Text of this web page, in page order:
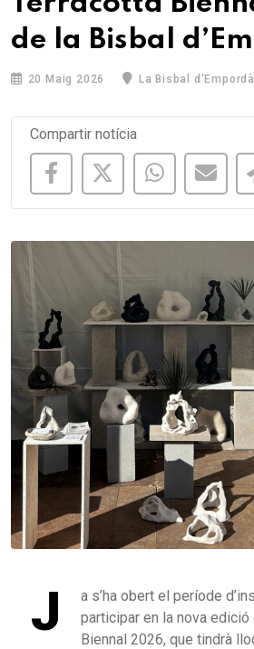
de la Bisbal
20 Maig 2026 La Bisbal d'Empordà
Compartir notícia
J
a s’ha obert el període
participar en la nova edició
Biennal 2026, que tindrà